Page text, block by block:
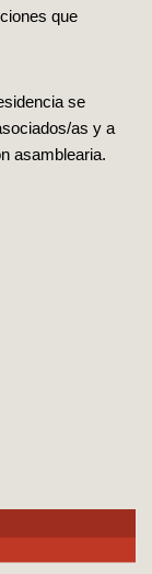
que
se
as y a
asamblearia.